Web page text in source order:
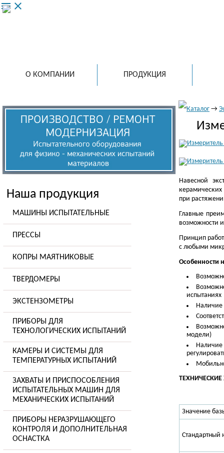
menu close
О КОМПАНИИ ПРОДУКЦИЯ
Наша продукция
МАШИНЫ ИСПЫТАТЕЛЬНЫЕ
ПРЕССЫ
КОПРЫ МАЯТНИКОВЫЕ
ТВЕРДОМЕРЫ
ЭКСТЕНЗОМЕТРЫ
ПРИБОРЫ ДЛЯ
ТЕХНОЛОГИЧЕСКИХ ИСПЫТАНИЙ
КАМЕРЫ И СИСТЕМЫ ДЛЯ
ТЕМПЕРАТУРНЫХ ИСПЫТАНИЙ
ЗАХВАТЫ И ПРИСПОСОБЛЕНИЯ
ИСПЫТАТЕЛЬНЫХ МАШИН ДЛЯ
МЕХАНИЧЕСКИХ ИСПЫТАНИЙ
ПРИБОРЫ НЕРАЗРУШАЮЩЕГО
КОНТРОЛЯ И ДОПОЛНИТЕЛЬНАЯ
ОСНАСТКА
Каталог →
Навесной
при
Главные
возможности
Принцип
с любыми
Особенности
испытаниях
Наличие
модели)
Наличие
ТЕХНИЧЕСКИЕ
Значение
Стандартный